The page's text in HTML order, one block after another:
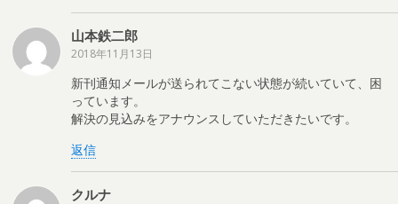
山本鉄二郎
2018年11月13日
新刊通知メールが送られてこない状態が続いていて、困
っています。
解決の見込みをアナウンスしていただきたいです。
返信
クルナ